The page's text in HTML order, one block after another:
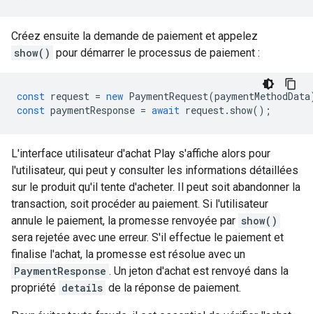
Créez ensuite la demande de paiement et appelez
show() pour démarrer le processus de paiement :
const request = new PaymentRequest(paymentMethodData
const paymentResponse = await request. show();
L'interface utilisateur d'achat Play s'affiche alors pour
l'utilisateur, qui peut y consulter les informations détaillées
sur le produit qu'il tente d'acheter. Il peut soit abandonner la
transaction, soit procéder au paiement. Si l'utilisateur
annule le paiement, la promesse renvoyée par show()
sera rejetée avec une erreur. S'il effectue le paiement et
finalise l'achat, la promesse est résolue avec un
PaymentResponse . Un jeton d'achat est renvoyé dans la
propriété details de la réponse de paiement.